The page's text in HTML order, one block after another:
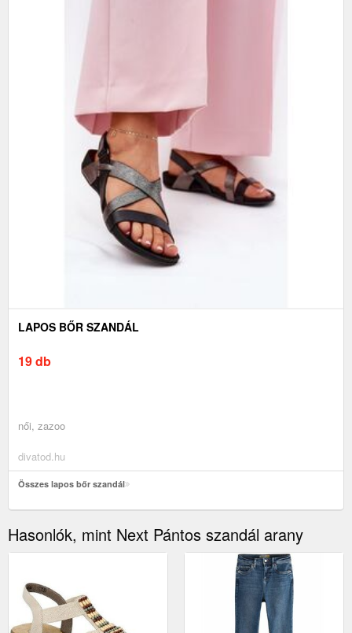
LAPOS BŐR SZANDÁL
19 db
női, zazoo
divatod.hu
Összes lapos bőr szandál
Hasonlók, mint Next Pántos szandál arany